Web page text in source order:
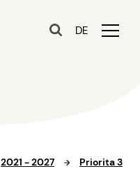
DE
2021 - 2027
Priorita 3